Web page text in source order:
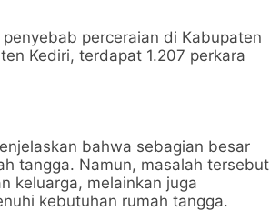
perceraian di Kabupaten
Kediri, terdapat 1.207 perkara
bahwa sebagian besar
tangga. Namun, masalah tersebut
keluarga, melainkan juga
kebutuhan rumah tangga.